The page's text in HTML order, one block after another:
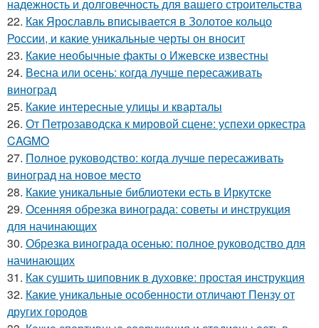
надежность и долговечность для вашего строительства
22. Как Ярославль вписывается в Золотое кольцо
России, и какие уникальные черты он вносит
23. Какие необычные факты о Ижевске известны
24. Весна или осень: когда лучше пересаживать
виноград
25. Какие интересные улицы и кварталы
26. От Петрозаводска к мировой сцене: успехи оркестра
CAGMO
27. Полное руководство: когда лучше пересаживать
виноград на новое место
28. Какие уникальные библиотеки есть в Иркутске
29. Осенняя обрезка винограда: советы и инструкция
для начинающих
30. Обрезка винограда осенью: полное руководство для
начинающих
31. Как сушить шиповник в духовке: простая инструкция
32. Какие уникальные особенности отличают Пензу от
других городов